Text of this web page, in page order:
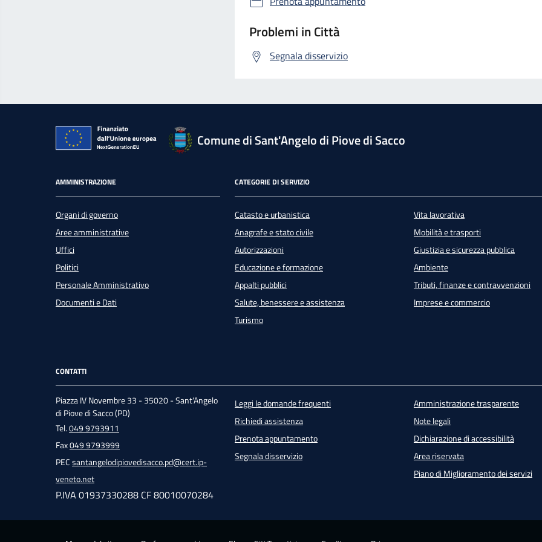
Problemi in Città
Segnala disservizio
Comune di Sant'Angelo di Piove di Sacco
AMMINISTRAZIONE
Organi di governo
Aree amministrative
Uffici
Politici
Personale Amministrativo
Documenti e Dati
CATEGORIE DI SERVIZIO
Catasto e urbanistica
Anagrafe e stato civile
Autorizzazioni
Educazione e formazione
Appalti pubblici
Salute, benessere e assistenza
Turismo
Vita lavorativa
Mobilità e trasporti
Giustizia e sicurezza pubblica
Ambiente
Tributi, finanze e contravvenzioni
Imprese e commercio
CONTATTI
Piazza IV Novembre 33 - 35020 - Sant'Angelo
di Piove di Sacco (PD)
Tel.049 9793911
Fax049 9793999
PECsantangelodipiovedisacco.pd@cert.ip-
veneto.net
P.IVA 01937330288 CF 80010070284
Leggi le domande frequenti
Richiedi assistenza
Prenota appuntamento
Segnala disservizio
Amministrazione trasparente
Note legali
Dichiarazione di accessibilità
Area riservata
Piano di Miglioramento dei servizi